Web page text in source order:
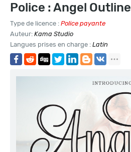
Police : Angel Outline
Type de licence : Police payante
Auteur: Kama Studio
Langues prises en charge : Latin